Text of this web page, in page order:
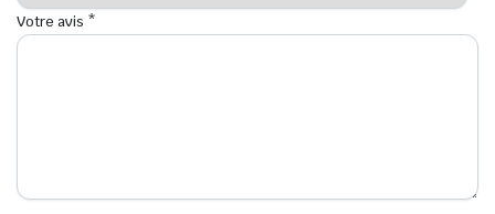
Votre avis *